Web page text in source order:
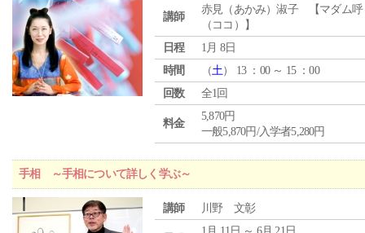
講師
赤見（あかみ）淑子 【マダム呼
（ココ）】
日程
1月 8日
時間
（土） 13 ：00 ～ 15 ：00
回数
全1回
料金
5,870円
一般5,870円/入学者5,280円
手相 ～手相について詳しく学ぶ～
講師 川野 文彰